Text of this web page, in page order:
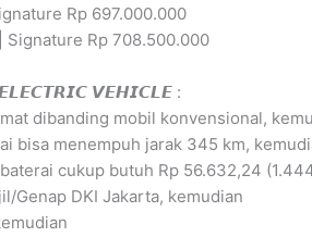
Rp 697.000.000
Signature Rp 708.500.000
𝙑𝙀𝙃𝙄𝘾𝙇𝙀 :
dibanding mobil konvensional,
bisa menempuh jarak 345 km,
baterai cukup butuh Rp 56.632,24
Genap DKI Jakarta, kemudian